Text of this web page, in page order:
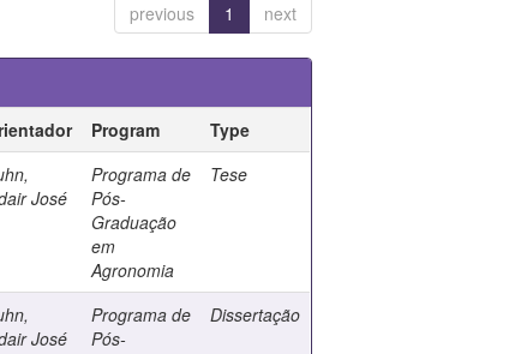
previous 1 next
Program
Type
José
Programa de
Pós-
Graduação
em
Agronomia
Tese
José
Programa de
Pós-
Dissertação